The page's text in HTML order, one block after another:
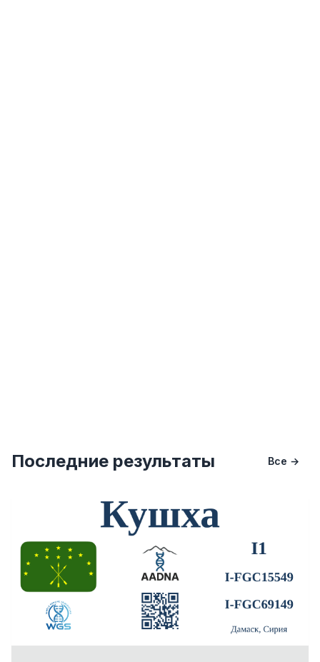
Последние результаты Все →